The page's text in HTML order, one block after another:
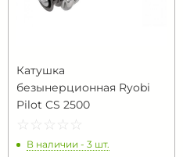
Катушка
безынерционная Ryobi
Pilot CS 2500
☆ ☆ ☆ ☆ ☆
★ ★ ★ ★ ★
В наличии - 3 шт.